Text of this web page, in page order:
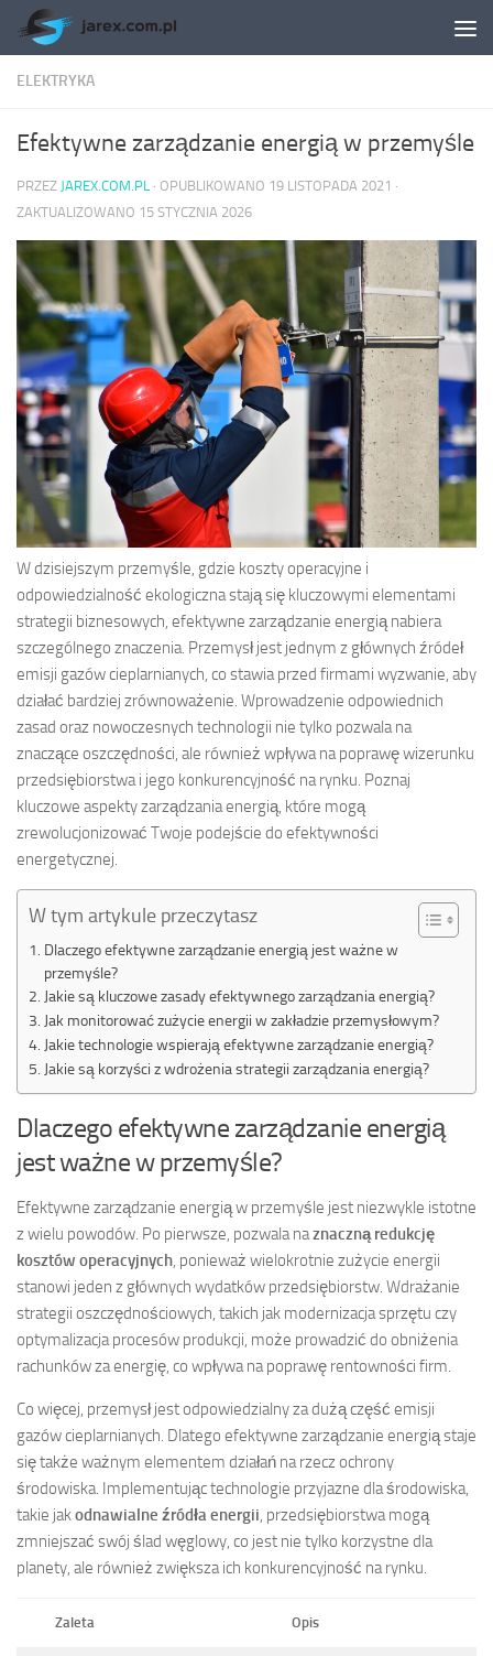
Skip to content
ELEKTRYKA
Efektywne zarządzanie energią w przemyśle
PRZEZ JAREX.COM.PL · OPUBLIKOWANO 19 LISTOPADA 2021 ·
ZAKTUALIZOWANO 15 STYCZNIA 2026
W dzisiejszym przemyśle, gdzie koszty operacyjne i
odpowiedzialność ekologiczna stają się kluczowymi elementami
strategii biznesowych, efektywne zarządzanie energią nabiera
szczególnego znaczenia. Przemysł jest jednym z głównych źródeł
emisji gazów cieplarnianych, co stawia przed firmami wyzwanie, aby
działać bardziej zrównoważenie. Wprowadzenie odpowiednich
zasad oraz nowoczesnych technologii nie tylko pozwala na
znaczące oszczędności, ale również wpływa na poprawę wizerunku
przedsiębiorstwa i jego konkurencyjność na rynku. Poznaj
kluczowe aspekty zarządzania energią, które mogą
zrewolucjonizować Twoje podejście do efektywności
energetycznej.
W tym artykule przeczytasz
Dlaczego efektywne zarządzanie energią jest ważne w
przemyśle?
Jakie są kluczowe zasady efektywnego zarządzania energią?
Jak monitorować zużycie energii w zakładzie przemysłowym?
Jakie technologie wspierają efektywne zarządzanie energią?
Jakie są korzyści z wdrożenia strategii zarządzania energią?
Dlaczego efektywne zarządzanie energią
jest ważne w przemyśle?
Efektywne zarządzanie energią w przemyśle jest niezwykle istotne
z wielu powodów. Po pierwsze, pozwala naznaczną redukcję
kosztów operacyjnych, ponieważ wielokrotnie zużycie energii
stanowi jeden z głównych wydatków przedsiębiorstw. Wdrażanie
strategii oszczędnościowych, takich jak modernizacja sprzętu czy
optymalizacja procesów produkcji, może prowadzić do obniżenia
rachunków za energię, co wpływa na poprawę rentowności firm.
Co więcej, przemysł jest odpowiedzialny za dużą część emisji
gazów cieplarnianych. Dlatego efektywne zarządzanie energią staje
się także ważnym elementem działań na rzecz ochrony
środowiska. Implementując technologie przyjazne dla środowiska,
takie jakodnawialne źródła energii, przedsiębiorstwa mogą
zmniejszać swój ślad węglowy, co jest nie tylko korzystne dla
planety, ale również zwiększa ich konkurencyjność na rynku.
Zaleta Opis